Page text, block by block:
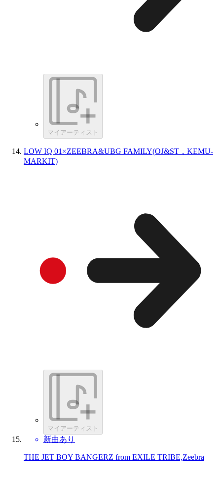
マイアーティスト
LOW IQ 01×ZEEBRA&UBG FAMILY(OJ&ST，KEMU-
MARKIT)
マイアーティスト
新曲あり
THE JET BOY BANGERZ from EXILE TRIBE,Zeebra